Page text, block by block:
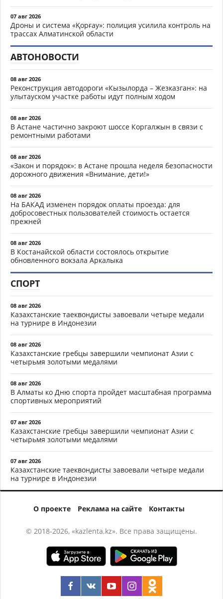
07 авг 2026
Дроны и система «Қорғау»: полиция усилила контроль на
трассах Алматинской области
АВТОНОВОСТИ
08 авг 2026
Реконструкция автодороги «Кызылорда – Жезказган»: на
улытауском участке работы идут полным ходом
08 авг 2026
В Астане частично закроют шоссе Коргалжын в связи с
ремонтными работами
08 авг 2026
«Закон и порядок»: в Астане прошла неделя безопасности
дорожного движения «Внимание, дети!»
08 авг 2026
На БАКАД изменен порядок оплаты проезда: для
добросовестных пользователей стоимость остается
прежней
08 авг 2026
В Костанайской области состоялось открытие
обновленного вокзала Аркалыка
СПОРТ
08 авг 2026
Казахстанские таеквондисты завоевали четыре медали
на турнире в Индонезии
08 авг 2026
Казахстанские гребцы завершили чемпионат Азии с
четырьмя золотыми медалями
08 авг 2026
В Алматы ко Дню спорта пройдет масштабная программа
спортивных мероприятий
07 авг 2026
Казахстанские гребцы завершили чемпионат Азии с
четырьмя золотыми медалями
07 авг 2026
Казахстанские таеквондисты завоевали четыре медали
на турнире в Индонезии
О проекте Реклама на сайте Контакты
© 2018-2026, «kazlenta.kz». Все права защищены.